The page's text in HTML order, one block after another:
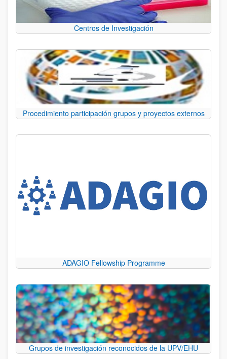
Centros de Investigación
Procedimiento participación grupos y proyectos externos
ADAGIO Fellowship Programme
Grupos de investigación reconocidos de la UPV/EHU